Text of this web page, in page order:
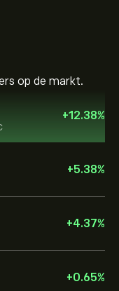
op de markt.
+12.38%
+5.38%
+4.37%
+0.65%